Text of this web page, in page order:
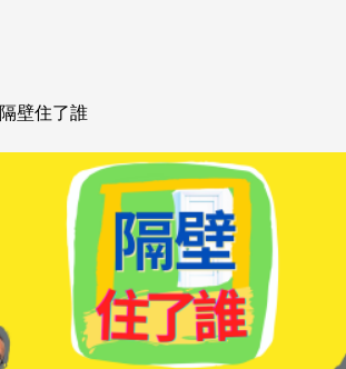
隔壁住了誰